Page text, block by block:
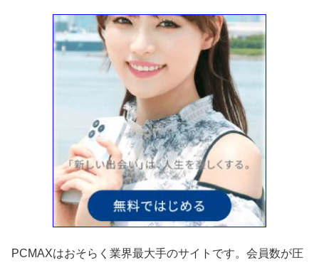
PCMAXはおそらく業界最大手のサイトです。会員数が圧